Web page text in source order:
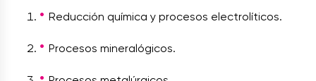
Reducción química y procesos electrolíticos.
Procesos mineralógicos.